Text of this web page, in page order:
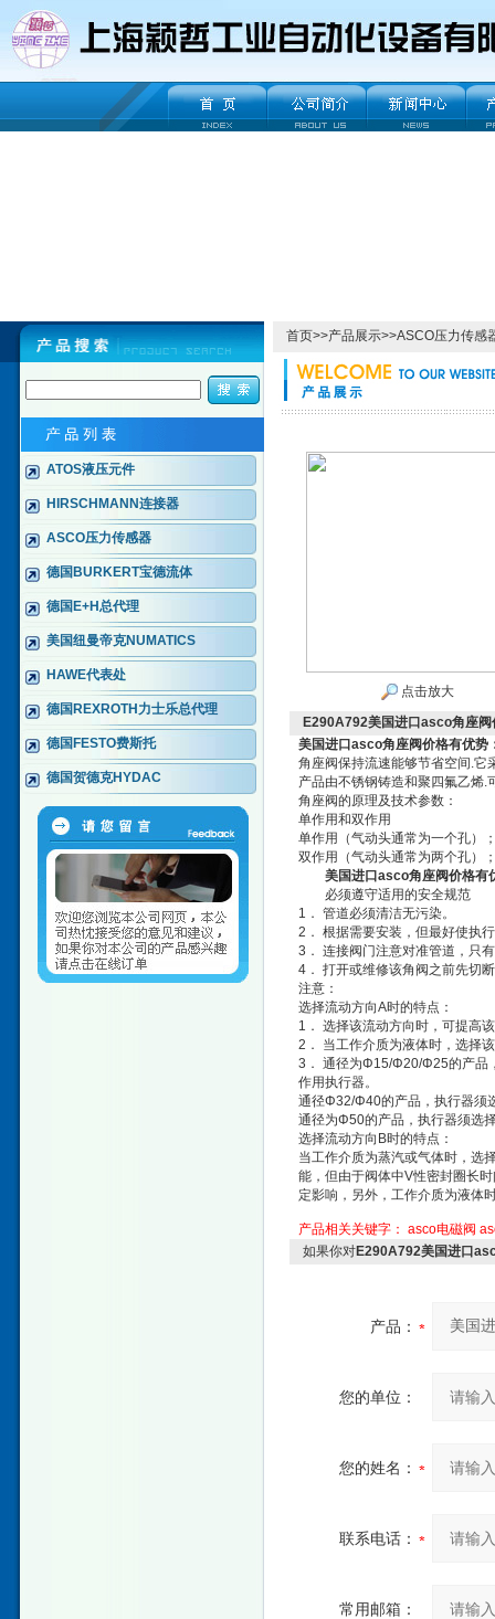
ATOS液压元件
HIRSCHMANN连接器
ASCO压力传感器
德国BURKERT宝德流体
德国E+H总代理
美国纽曼帝克NUMATICS
HAWE代表处
德国REXROTH力士乐总代理
德国FESTO费斯托
德国贺德克HYDAC
首页>>产品展示>>ASCO压力传感
点击放大
E290A792美国进口asco角座阀
美国进口asco角座阀价格有优势
角座阀保持流速能够节省空间.它
产品由不锈钢铸造和聚四氟乙烯.
角座阀的原理及技术参数：
单作用和双作用
单作用（气动头通常为一个孔）
双作用（气动头通常为两个孔）
美国进口asco角座阀价格有
必须遵守适用的安全规范
1． 管道必须清洁无污染。
2． 根据需要安装，但最好使执
3． 连接阀门注意对准管道，只
4． 打开或维修该角阀之前先切
注意：
选择流动方向A时的特点：
1． 选择该流动方向时，可提高
2． 当工作介质为液体时，选择
3． 通径为Φ15/Φ20/Φ25的产品
作用执行器。
通径Φ32/Φ40的产品，执行器须
通径为Φ50的产品，执行器须选
选择流动方向B时的特点：
当工作介质为蒸汽或气体时，选
能，但由于阀体中V性密封圈长
定影响，另外，工作介质为液体
产品相关关键字： asco电磁阀
如果你对E290A792美国进口
产品：
您的单位：
您的姓名：
联系电话：
常用邮箱：